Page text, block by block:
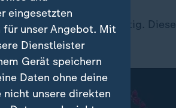
das sei nicht unwichtig. Diese
eingesetzten
unser Angebot. Mit
Dienstleister
Gerät speichern
Daten ohne deine
unsere direkten